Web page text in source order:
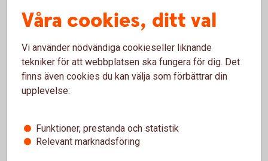
eller expandera verksamheten? Då är det en god idé att
tillsammans se över vilka finansieringsalternativ som finns
och hur investeringen kan genomföras på ett hållbart sätt.
Behöver du lån till ditt
företag?
Våra cookies, ditt val
Vi använder nödvändiga cookieseller liknande
tekniker för att webbplatsen ska fungera för dig. Det
finns även cookies du kan välja som förbättrar din
upplevelse:
Funktioner, prestanda och statistik
Relevant marknadsföring